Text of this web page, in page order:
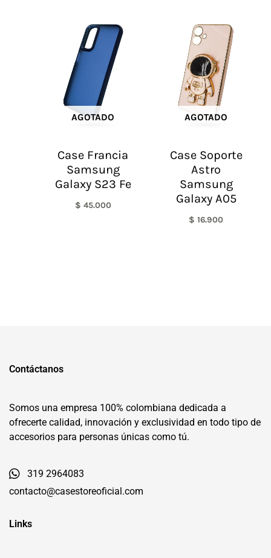
AGOTADO
Case Francia
Samsung
Galaxy S23 Fe
$ 45.000
AGOTADO
Case Soporte
Astro
Samsung
Galaxy A05
$ 16.900
Contáctanos
Somos una empresa 100% colombiana dedicada a
ofrecerte calidad, innovación y exclusividad en todo tipo de
accesorios para personas únicas como tú.
319 2964083
contacto@casestoreoficial.com
Links